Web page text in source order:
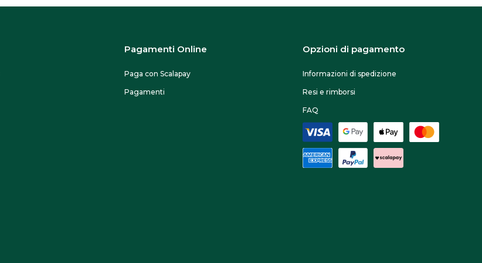
Pagamenti Online
Paga con Scalapay
Pagamenti
Opzioni di pagamento
Informazioni di spedizione
Resi e rimborsi
FAQ